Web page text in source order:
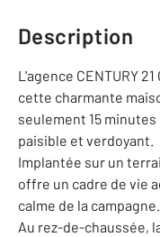
Description
L'agence CENTURY
cette charmante
seulement 15
paisible et verdoyant.
Implantée sur un
offre un cadre de vie
calme de la campagne.
Au rez-de-chaussée,